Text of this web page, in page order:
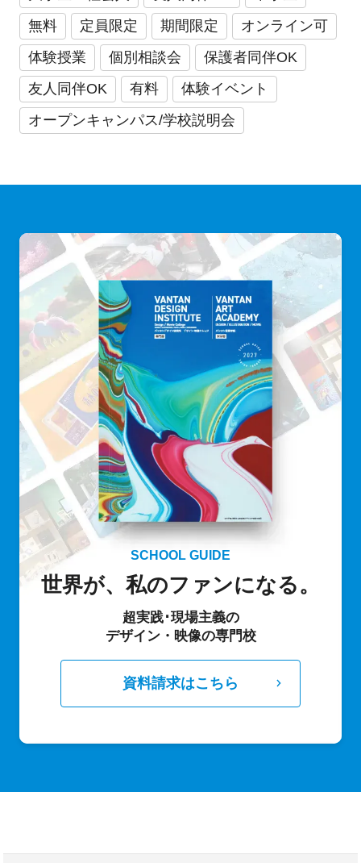
無料
定員限定 期間限定
オンライン可
体験授業
個別相談会
保護者同伴OK
友人同伴OK
有料
体験イベント
オープンキャンパス/学校説明会
SCHOOL GUIDE
世界が、私のファンになる。
超実践･現場主義の
デザイン・映像の専門校
資料請求はこちら